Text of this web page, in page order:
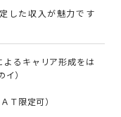
した収入が魅力です
よるキャリア形成をは
）
Ｔ限定可）